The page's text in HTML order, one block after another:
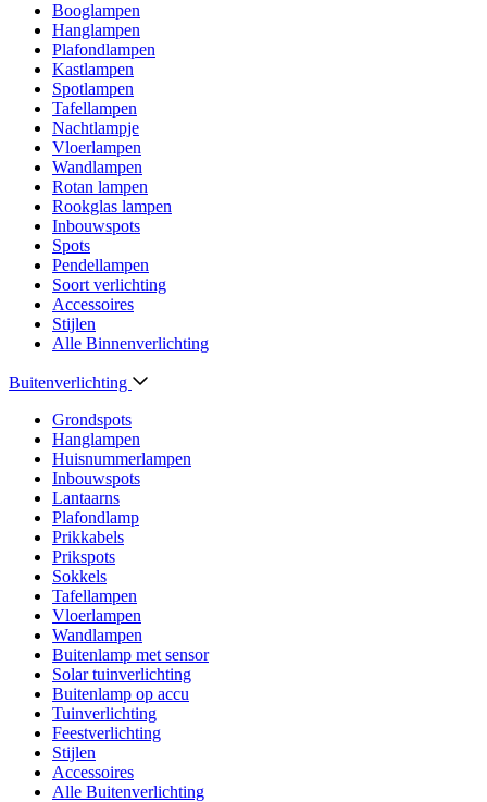
Booglampen
Hanglampen
Plafondlampen
Kastlampen
Spotlampen
Tafellampen
Nachtlampje
Vloerlampen
Wandlampen
Rotan lampen
Rookglas lampen
Inbouwspots
Spots
Pendellampen
Soort verlichting
Accessoires
Stijlen
Alle Binnenverlichting
Buitenverlichting
Grondspots
Hanglampen
Huisnummerlampen
Inbouwspots
Lantaarns
Plafondlamp
Prikkabels
Prikspots
Sokkels
Tafellampen
Vloerlampen
Wandlampen
Buitenlamp met sensor
Solar tuinverlichting
Buitenlamp op accu
Tuinverlichting
Feestverlichting
Stijlen
Accessoires
Alle Buitenverlichting